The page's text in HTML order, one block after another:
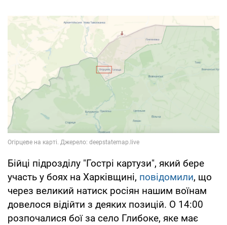
Бійці підрозділу "Гострі картузи", який бере
участь у боях на Харківщині, повідомили, що
через великий натиск росіян нашим воїнам
довелося відійти з деяких позицій. О 14:00
розпочалися бої за село Глибоке, яке має